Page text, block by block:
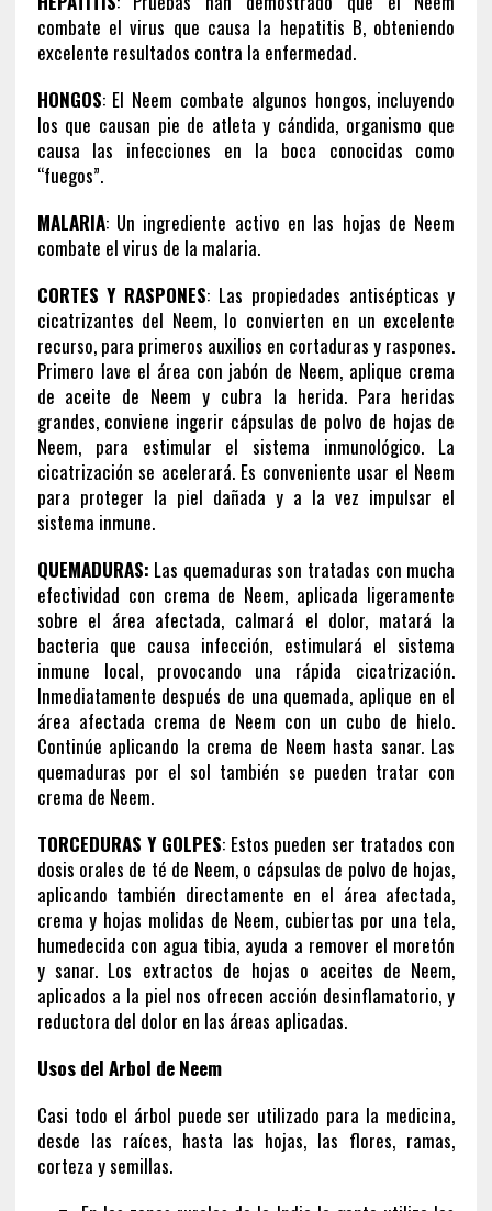
combate el virus que causa la hepatitis B, obteniendo
excelente resultados contra la enfermedad.
HONGOS: El Neem combate algunos hongos, incluyendo
los que causan pie de atleta y cándida, organismo que
causa las infecciones en la boca conocidas como
“fuegos”.
MALARIA: Un ingrediente activo en las hojas de Neem
combate el virus de la malaria.
CORTES Y RASPONES: Las propiedades antisépticas y
cicatrizantes del Neem, lo convierten en un excelente
recurso, para primeros auxilios en cortaduras y raspones.
Primero lave el área con jabón de Neem, aplique crema
de aceite de Neem y cubra la herida. Para heridas
grandes, conviene ingerir cápsulas de polvo de hojas de
Neem, para estimular el sistema inmunológico. La
cicatrización se acelerará. Es conveniente usar el Neem
para proteger la piel dañada y a la vez impulsar el
sistema inmune.
QUEMADURAS: Las quemaduras son tratadas con mucha
efectividad con crema de Neem, aplicada ligeramente
sobre el área afectada, calmará el dolor, matará la
bacteria que causa infección, estimulará el sistema
inmune local, provocando una rápida cicatrización.
Inmediatamente después de una quemada, aplique en el
área afectada crema de Neem con un cubo de hielo.
Continúe aplicando la crema de Neem hasta sanar. Las
quemaduras por el sol también se pueden tratar con
crema de Neem.
TORCEDURAS Y GOLPES: Estos pueden ser tratados con
dosis orales de té de Neem, o cápsulas de polvo de hojas,
aplicando también directamente en el área afectada,
crema y hojas molidas de Neem, cubiertas por una tela,
humedecida con agua tibia, ayuda a remover el moretón
y sanar. Los extractos de hojas o aceites de Neem,
aplicados a la piel nos ofrecen acción desinflamatorio, y
reductora del dolor en las áreas aplicadas.
Usos del Arbol de Neem
Casi todo el árbol puede ser utilizado para la medicina,
desde las raíces, hasta las hojas, las flores, ramas,
corteza y semillas.